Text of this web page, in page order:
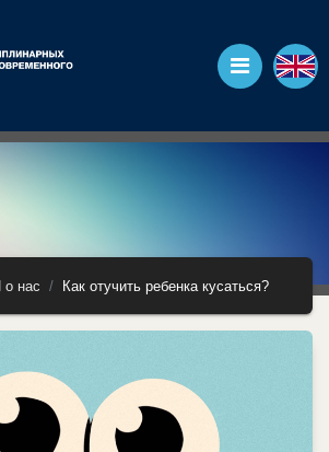
нас Как отучить ребенка кусаться?